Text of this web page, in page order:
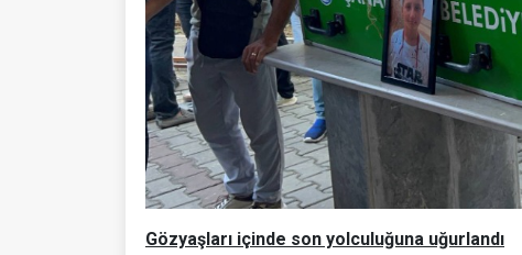
Gözyaşları içinde son yolculuğuna uğurlandı